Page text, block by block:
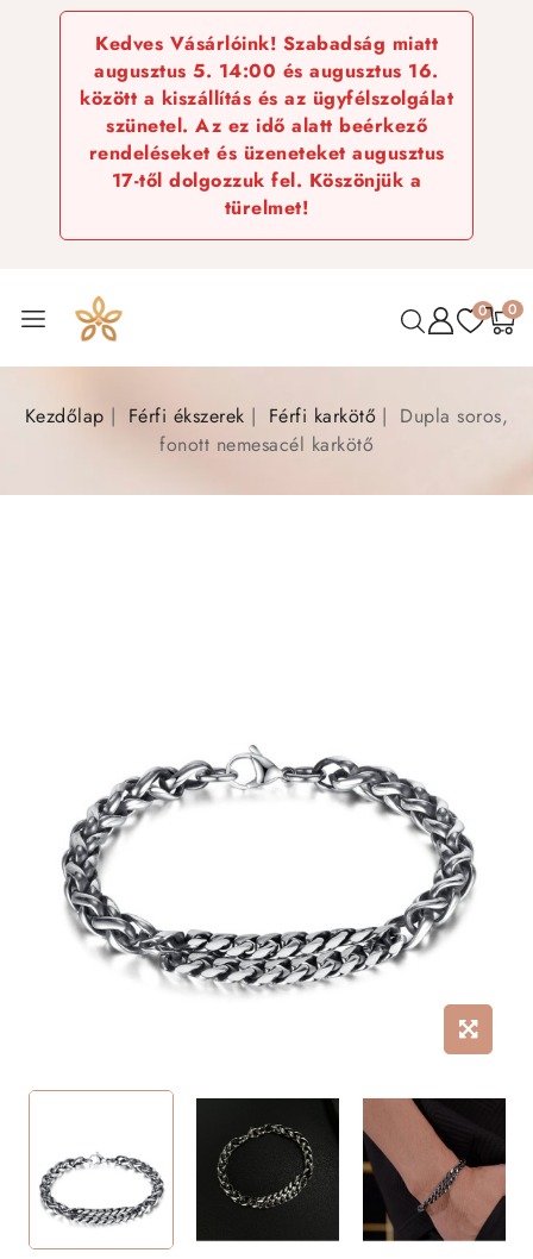
Kedves Vásárlóink! Szabadság miatt
augusztus 5. 14:00 és augusztus 16.
között a kiszállítás és az ügyfélszolgálat
szünetel. Az ez idő alatt beérkező
rendeléseket és üzeneteket augusztus
17-től dolgozzuk fel. Köszönjük a
türelmet!
0 0
Kezdőlap Férfi ékszerek Férfi karkötő
Dupla soros,
fonott nemesacél karkötő